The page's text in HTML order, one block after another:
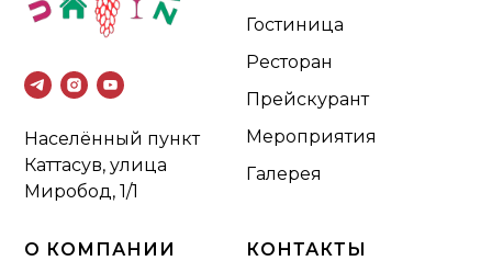
Населённый пункт
Каттасув, улица
Миробод, 1/1
Гостиница
Ресторан
Прейскурант
Мероприятия
Галерея
О КОМПАНИИ
КОНТАКТЫ